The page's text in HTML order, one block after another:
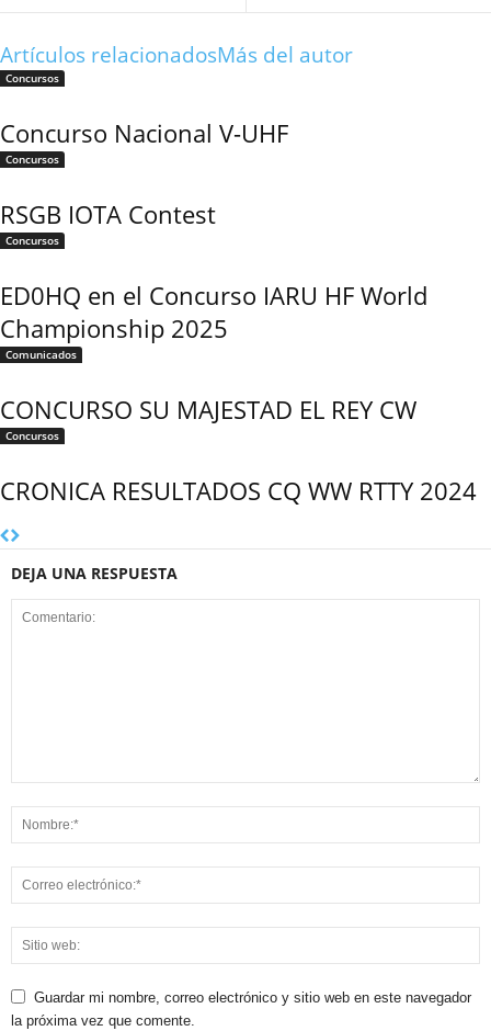
Artículos relacionadosMás del autor
Concursos
Concurso Nacional V-UHF
Concursos
RSGB IOTA Contest
Concursos
ED0HQ en el Concurso IARU HF World
Championship 2025
Comunicados
CONCURSO SU MAJESTAD EL REY CW
Concursos
CRONICA RESULTADOS CQ WW RTTY 2024
DEJA UNA RESPUESTA
Guardar mi nombre, correo electrónico y sitio web en este navegador
la próxima vez que comente.